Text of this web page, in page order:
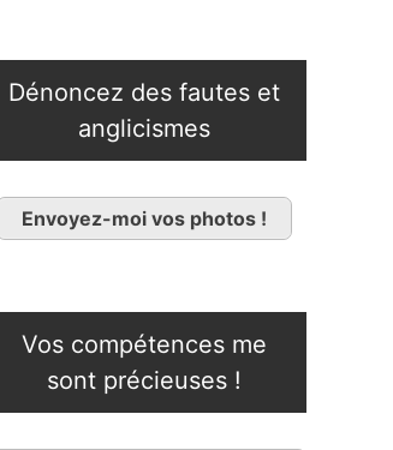
Dénoncez des fautes et
anglicismes
Envoyez-moi vos photos !
Vos compétences me
sont précieuses !